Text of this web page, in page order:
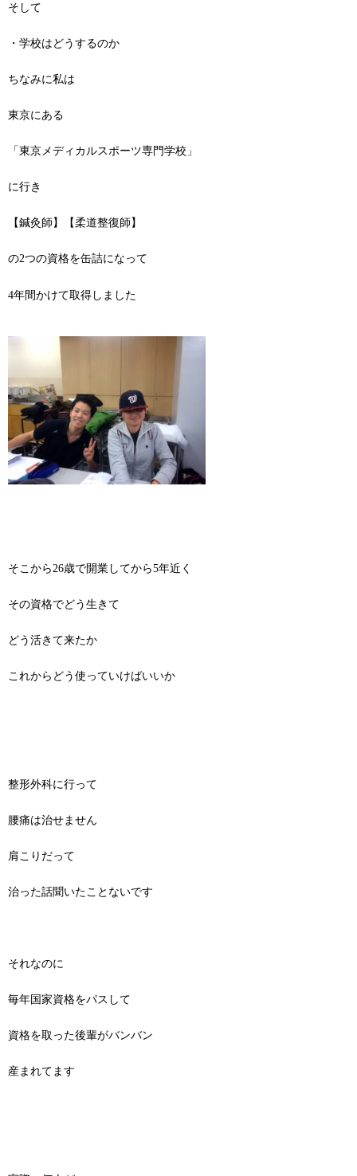
そして
・学校はどうするのか
ちなみに私は
東京にある
「東京メディカルスポーツ専門学校」
に行き
【鍼灸師】【柔道整復師】
の2つの資格を缶詰になって
4年間かけて取得しました
そこから26歳で開業してから5年近く
その資格でどう生きて
どう活きて来たか
これからどう使っていけばいいか
整形外科に行って
腰痛は治せません
肩こりだって
治った話聞いたことないです
それなのに
毎年国家資格をパスして
資格を取った後輩がバンバン
産まれてます